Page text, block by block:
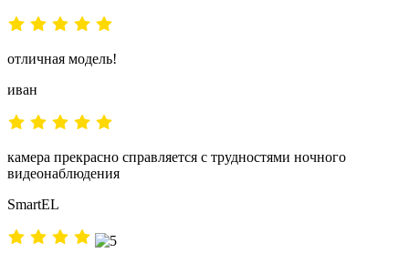
отличная модель!
иван
камера прекрасно справляется с трудностями ночного
видеонаблюдения
SmartEL